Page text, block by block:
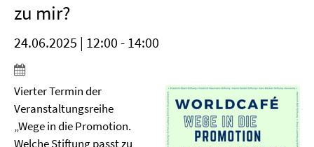
zu mir?
24.06.2025 | 12:00 - 14:00
Vierter Termin der
Veranstaltungsreihe
„Wege in die Promotion.
Welche Stiftung passt zu